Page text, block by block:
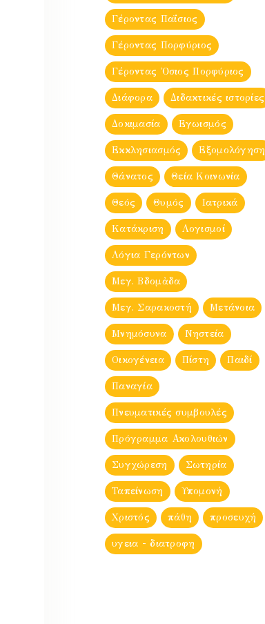
Γέροντας Παΐσιος
Γέροντας Πορφύριος
Γέροντας Ὀσιος Πορφύριος
Διάφορα Διδακτικές ιστορίες
Δοκιμασία Εγωισμός
Εκκλησιασμός Εξομολόγηση
Θάνατος Θεία Κοινωνία
Θεός Θυμός Ιατρικά
Κατάκριση Λογισμοί
Λόγια Γερόντων
Μεγ. Βδομἀδα
Μεγ. Σαρακοστή Μετάνοια
Μνημόσυνα Νηστεία
Οικογένεια Πίστη Παιδί
Παναγία
Πνευματικές συμβουλές
Πρόγραμμα Ακολουθιών
Συγχώρεση Σωτηρία
Ταπείνωση Υπομονή
Χριστός πάθη προσευχή
υγεια - διατροφη